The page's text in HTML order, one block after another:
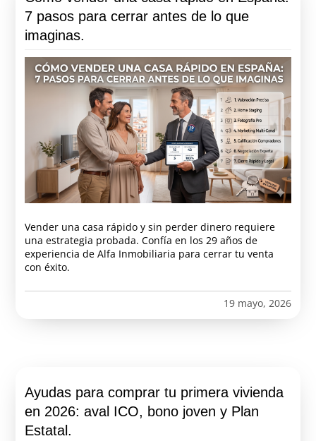
7 pasos para cerrar antes de lo que
imaginas.
Vender una casa rápido y sin perder dinero requiere
una estrategia probada. Confía en los 29 años de
experiencia de Alfa Inmobiliaria para cerrar tu venta
con éxito.
19 mayo, 2026
Ayudas para comprar tu primera vivienda
en 2026: aval ICO, bono joven y Plan
Estatal.